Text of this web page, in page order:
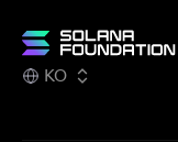
KO